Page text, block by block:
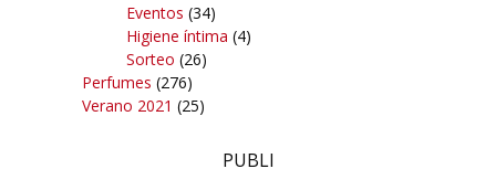
Eventos (34)
Higiene íntima (4)
Sorteo (26)
Perfumes (276)
Verano 2021 (25)
PUBLI